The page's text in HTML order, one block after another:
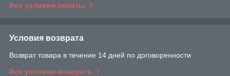
Все условия оплаты
Условия возврата
Возврат товара в течение 14 дней по договоренности
Все условия возврата